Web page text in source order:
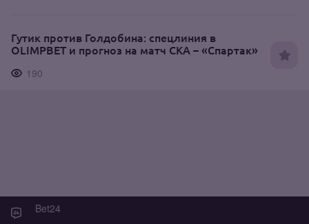
Гутик против Голдобина: спецлиния в
OLIMPBET и прогноз на матч СКА – «Спартак»
190
Bet24